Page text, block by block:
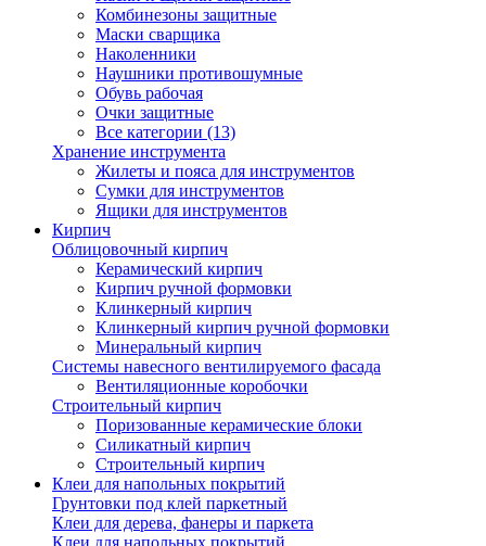
Комбинезоны защитные
Маски сварщика
Наколенники
Наушники противошумные
Обувь рабочая
Очки защитные
Все категории (13)
Хранение инструмента
Жилеты и пояса для инструментов
Сумки для инструментов
Ящики для инструментов
Кирпич
Облицовочный кирпич
Керамический кирпич
Кирпич ручной формовки
Клинкерный кирпич
Клинкерный кирпич ручной формовки
Минеральный кирпич
Системы навесного вентилируемого фасада
Вентиляционные коробочки
Строительный кирпич
Поризованные керамические блоки
Силикатный кирпич
Строительный кирпич
Клеи для напольных покрытий
Грунтовки под клей паркетный
Клеи для дерева, фанеры и паркета
Клеи для напольных покрытий